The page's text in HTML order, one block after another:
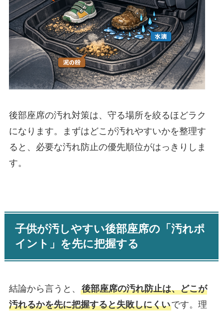
後部座席の汚れ対策は、守る場所を絞るほどラク
になります。まずはどこが汚れやすいかを整理す
ると、必要な汚れ防止の優先順位がはっきりしま
す。
子供が汚しやすい後部座席の「汚れポ
イント」を先に把握する
結論から言うと、 後部座席の汚れ防止は、どこが
汚れるかを先に把握すると失敗しにくいです。理